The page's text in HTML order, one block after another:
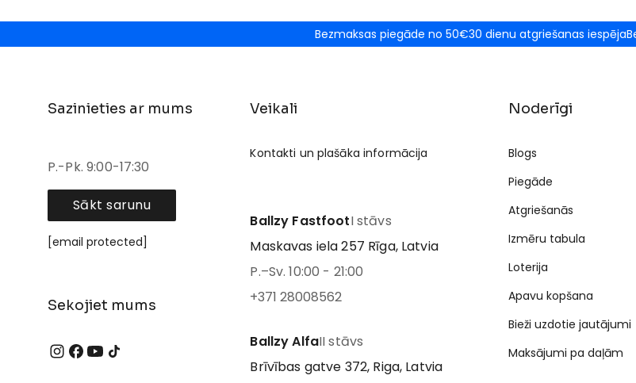
Bezmaksas piegāde no 50€30 dienu atgriešanas iespēja
Sazinieties ar mums
P.-Pk. 9:00-17:30
Sākt sarunu
[email protected]
Sekojiet mums
Veikali
Kontakti un plašāka informācija
Ballzy FastfootI stāvs
Maskavas iela 257 Rīga, Latvia
P.–Sv. 10:00 - 21:00
+371 28008562
Ballzy AlfaII stāvs
Brīvības gatve 372, Riga, Latvia
Noderīgi
Blogs
Piegāde
Atgriešanās
Izmēru tabula
Loterija
Apavu kopšana
Bieži uzdotie jautājumi
Maksājumi pa daļām